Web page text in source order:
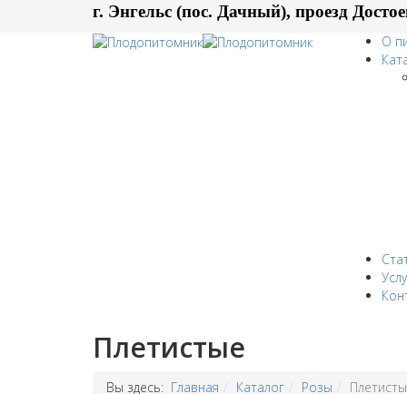
г. Энгельс (пос. Дачный), проезд
О
Плетистые
Вы здесь: Главная Каталог Розы